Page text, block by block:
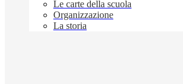
Le carte della scuola
Organizzazione
La storia